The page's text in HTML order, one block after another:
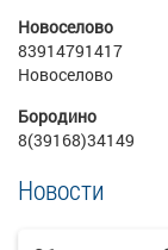
Новоселово
83914791417
Новоселово
Бородино
8(39168)34149
Новости